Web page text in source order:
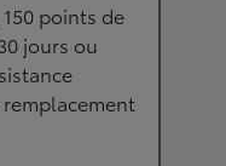
points de
jours ou